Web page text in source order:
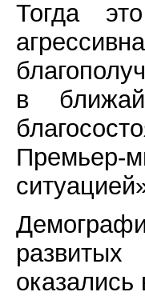
Тогда
в
Премьер-